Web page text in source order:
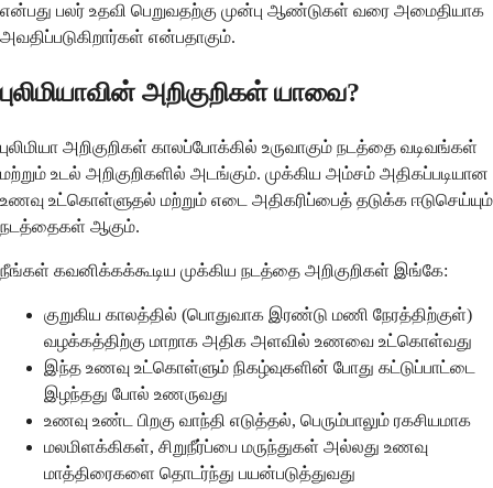
என்பது பலர் உதவி பெறுவதற்கு முன்பு ஆண்டுகள் வரை அமைதியாக
அவதிப்படுகிறார்கள் என்பதாகும்.
புலிமியாவின் அறிகுறிகள் யாவை?
புலிமியா அறிகுறிகள் காலப்போக்கில் உருவாகும் நடத்தை வடிவங்கள்
மற்றும் உடல் அறிகுறிகளில் அடங்கும். முக்கிய அம்சம் அதிகப்படியான
உணவு உட்கொள்ளுதல் மற்றும் எடை அதிகரிப்பைத் தடுக்க ஈடுசெய்யும்
நடத்தைகள் ஆகும்.
நீங்கள் கவனிக்கக்கூடிய முக்கிய நடத்தை அறிகுறிகள் இங்கே:
குறுகிய காலத்தில் (பொதுவாக இரண்டு மணி நேரத்திற்குள்)
வழக்கத்திற்கு மாறாக அதிக அளவில் உணவை உட்கொள்வது
இந்த உணவு உட்கொள்ளும் நிகழ்வுகளின் போது கட்டுப்பாட்டை
இழந்தது போல் உணருவது
உணவு உண்ட பிறகு வாந்தி எடுத்தல், பெரும்பாலும் ரகசியமாக
மலமிளக்கிகள், சிறுநீர்ப்பை மருந்துகள் அல்லது உணவு
மாத்திரைகளை தொடர்ந்து பயன்படுத்துவது